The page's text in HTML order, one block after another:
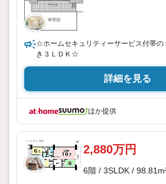
☆ホームセキュリティーサービス付帯の
き３ＬＤＫ☆
詳細を見る
ほか提供
2,880万円
6階 / 3SLDK /